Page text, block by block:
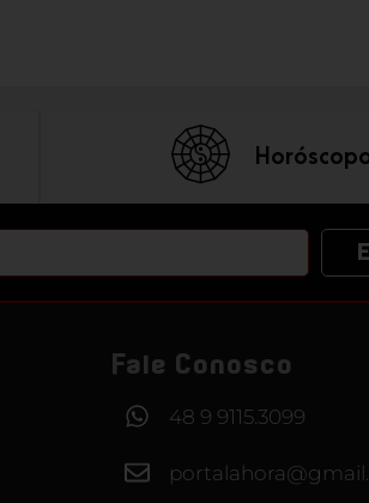
Fale Conosco
48 9 9115.3099